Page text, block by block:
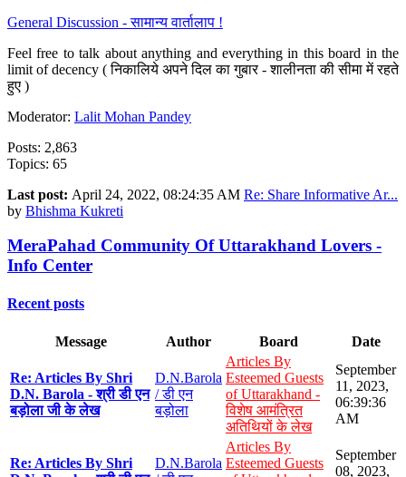
General Discussion - सामान्य वार्तालाप !
Feel free to talk about anything and everything in this board in the
limit of decency ( निकालिये अपने दिल का गुबार - शालीनता की सीमा में रहते
हुए )
Moderator: Lalit Mohan Pandey
Posts: 2,863
Topics: 65
Last post: April 24, 2022, 08:24:35 AM Re: Share Informative Ar...
by Bhishma Kukreti
MeraPahad Community Of Uttarakhand Lovers -
Info Center
Recent posts
Message Author Board Date
Re: Articles By Shri
D.N. Barola - श्री डी एन
बड़ोला जी के लेख
D.N.Barola
/ डी एन
बड़ोला
Articles By
Esteemed Guests
of Uttarakhand -
विशेष आमंत्रित
अतिथियों के लेख
September
11, 2023,
06:39:36
AM
Re: Articles By Shri
D.N.Barola
Articles By
Esteemed Guests
September
08, 2023,